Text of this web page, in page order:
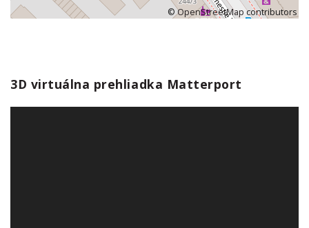
©OpenStreetMapcontributors
3D virtuálna prehliadka Matterport